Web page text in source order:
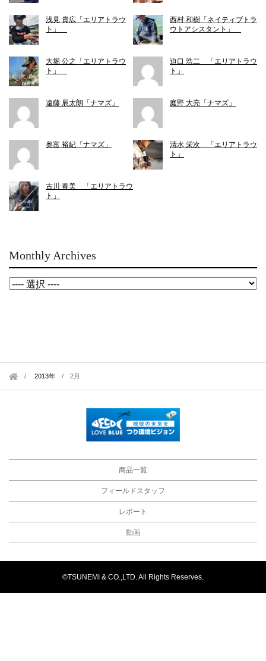
浅見 貴広「エリアトラウ
ト」
西村 和樹「ネイティブトラ
ウトアシスタント」
大堀 公之「エリアトラウ
ト」
迫口 浩二 「エリアトラウ
ト」
遠藤 辰太朗「ナマズ」 庭野 大亮「ナマズ」
奥富 裕紀「ナマズ」
清水 栄次 「エリアトラウ
ト」
古川 春美 「エリアトラウ
ト」
Monthly Archives
2013年 /2月
商品一覧
フィールドスタッフ
レポート
動画
©TSUNEMI & CO.,LTD. All Rights Reserves.